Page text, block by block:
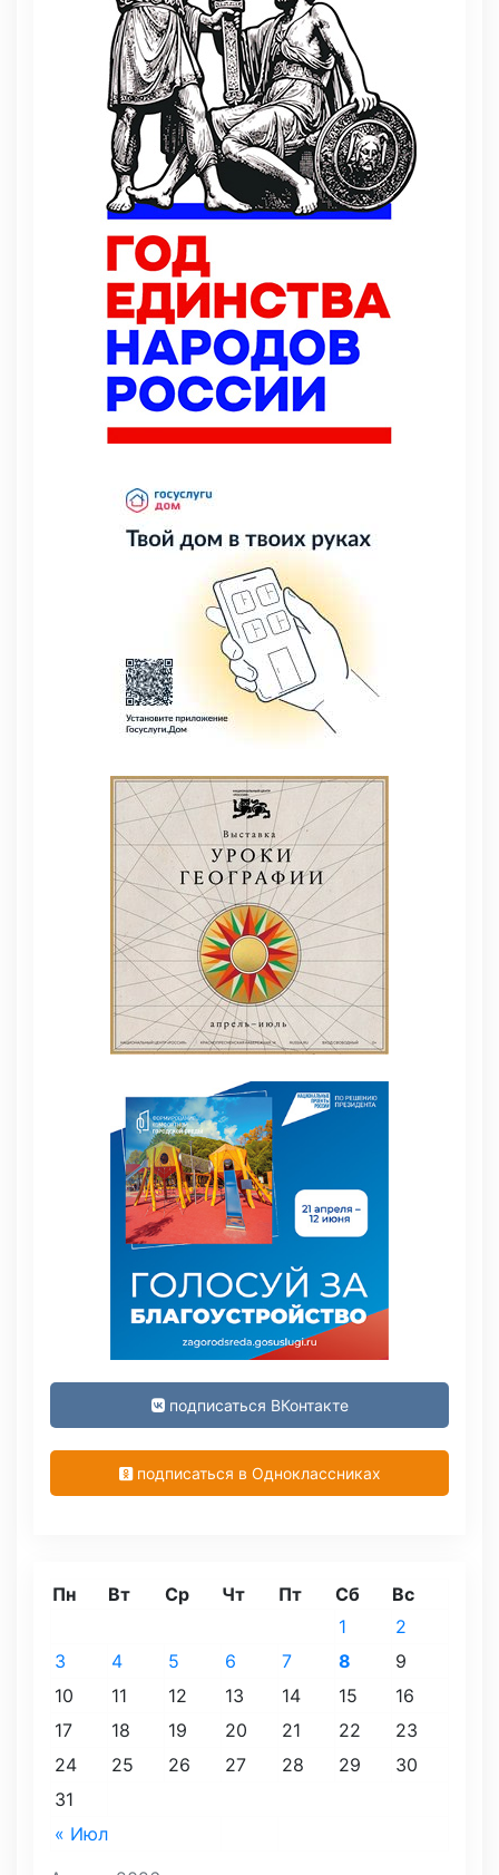
подписаться ВКонтакте
подписаться в Одноклассниках
Пн Вт Ср Чт Пт Сб Вс
« Июл
1
2
3
4 5 6 7 8
9
10
11 12 13 14 15
16
17
18 19 20 21 22
23
24
25 26 27 28 29
30
31